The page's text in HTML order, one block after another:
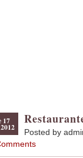
17
Posted by